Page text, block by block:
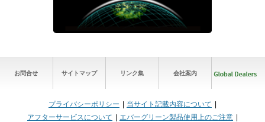
お問合せ サイトマップ リンク集 会社案内
プライバシーポリシー
当サイト記載内容について
アフターサービスについて
エバーグリーン製品使用上のご注意